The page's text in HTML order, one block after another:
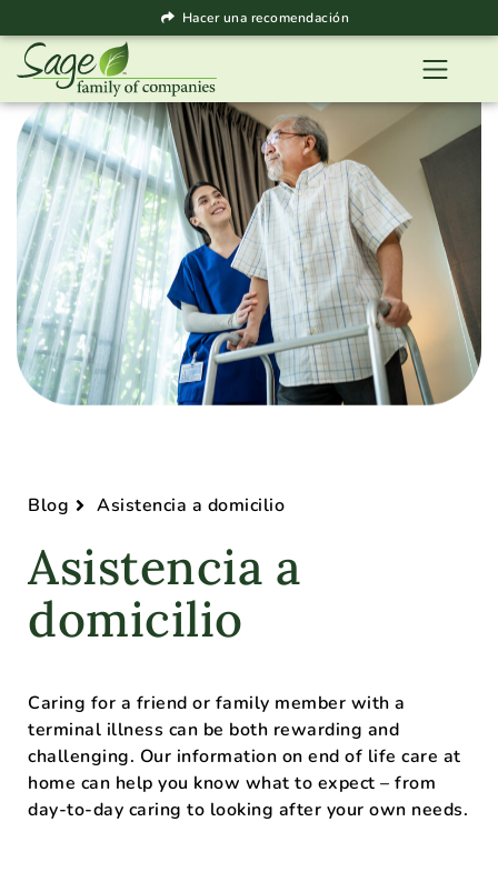
Hacer una recomendación
Blog Asistencia a domicilio
Asistencia a
domicilio
Caring for a friend or family member with a
terminal illness can be both rewarding and
challenging. Our information on end of life care at
home can help you know what to expect – from
day-to-day caring to looking after your own needs.